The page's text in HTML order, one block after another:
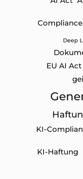
Compliance
Deep
EU AI Act
KI-
KI-Haftung